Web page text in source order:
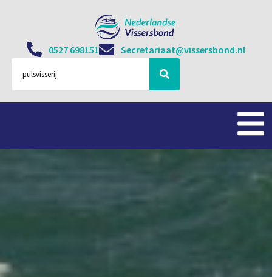
0527 698151 Secretariaat@vissersbond.nl